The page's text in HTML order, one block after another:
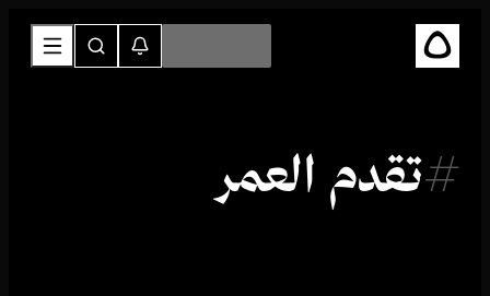
#تقدم العمر